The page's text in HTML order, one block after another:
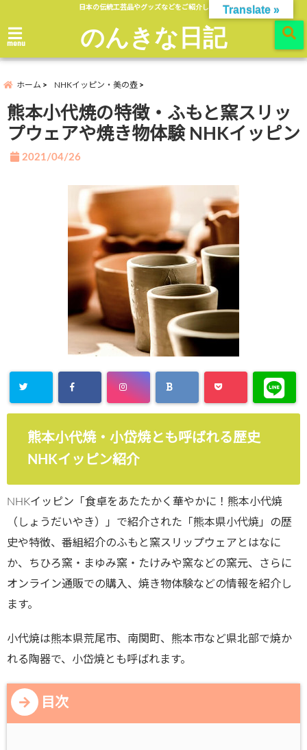
日本の伝統工芸品やグッズなどをご紹介します。
menu のんきな日記
ホーム NHKイッピン・美の壺
熊本小代焼の特徴・ふもと窯スリッ
プウェアや焼き物体験 NHKイッピン
2021/04/26
熊本小代焼・小岱焼とも呼ばれる歴史
NHKイッピン紹介
NHKイッピン「食卓をあたたかく華やかに！熊本小代焼
（しょうだいやき）」で紹介された「熊本県小代焼」の歴
史や特徴、番組紹介のふもと窯スリップウェアとはなに
か、ちひろ窯・まゆみ窯・たけみや窯などの窯元、さらに
オンライン通販での購入、焼き物体験などの情報を紹介し
ます。
小代焼は熊本県荒尾市、南関町、熊本市など県北部で焼か
れる陶器で、小岱焼とも呼ばれます。
目次
Translate »